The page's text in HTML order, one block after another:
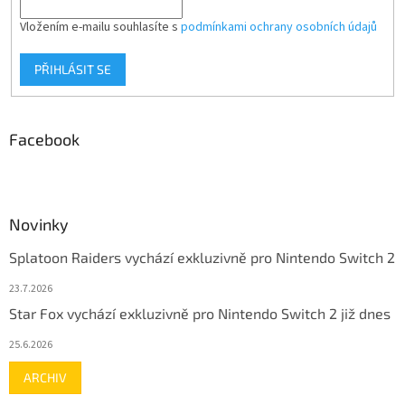
Vložením e-mailu souhlasíte s podmínkami ochrany osobních údajů
PŘIHLÁSIT SE
Facebook
Novinky
Splatoon Raiders vychází exkluzivně pro Nintendo Switch 2
23.7.2026
Star Fox vychází exkluzivně pro Nintendo Switch 2 již dnes
25.6.2026
ARCHIV